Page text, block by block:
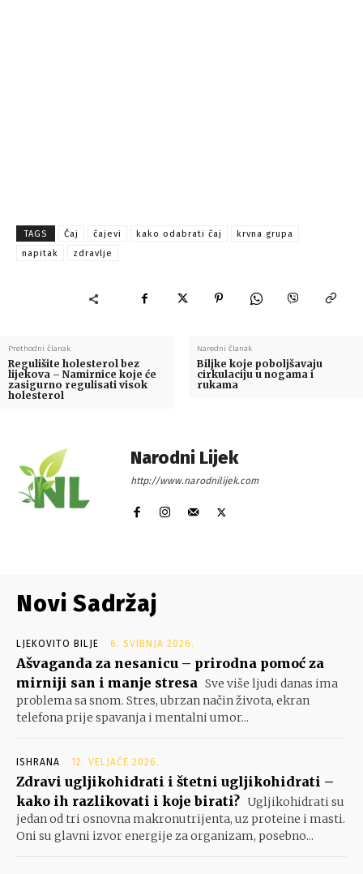
TAGS Čaj čajevi kako odabrati čaj
krvna grupa
napitak
zdravlje
Prethodni članak
Regulišite holesterol bez
lijekova – Namirnice koje će
zasigurno regulisati visok
holesterol
Naredni članak
Biljke koje poboljšavaju
cirkulaciju u nogama i
rukama
Narodni Lijek
http://www.narodnilijek.com
Novi Sadržaj
LJEKOVITO BILJE 6. SVIBNJA 2026.
Ašvaganda za nesanicu – prirodna pomoć za
mirniji san i manje stresa Sve više ljudi danas ima
problema sa snom. Stres, ubrzan način života, ekran
telefona prije spavanja i mentalni umor...
ISHRANA 12. VELJAČE 2026.
Zdravi ugljikohidrati i štetni ugljikohidrati –
kako ih razlikovati i koje birati? Ugljikohidrati su
jedan od tri osnovna makronutrijenta, uz proteine i masti.
Oni su glavni izvor energije za organizam, posebno...